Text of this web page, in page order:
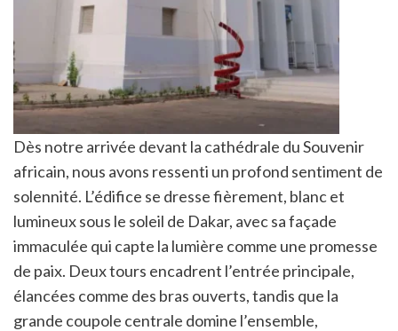
Dès notre arrivée devant la cathédrale du Souvenir
africain, nous avons ressenti un profond sentiment de
solennité. L’édifice se dresse fièrement, blanc et
lumineux sous le soleil de Dakar, avec sa façade
immaculée qui capte la lumière comme une promesse
de paix. Deux tours encadrent l’entrée principale,
élancées comme des bras ouverts, tandis que la
grande coupole centrale domine l’ensemble,